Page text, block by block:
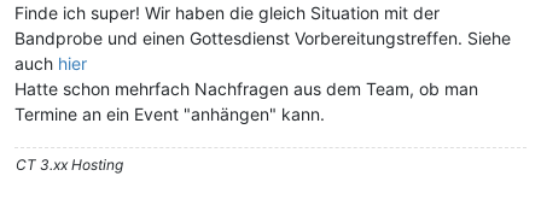
Finde ich super! Wir haben die gleich Situation mit der
Bandprobe und einen Gottesdienst Vorbereitungstreffen. Siehe
auch hier
Hatte schon mehrfach Nachfragen aus dem Team, ob man
Termine an ein Event "anhängen" kann.
CT 3.xx Hosting